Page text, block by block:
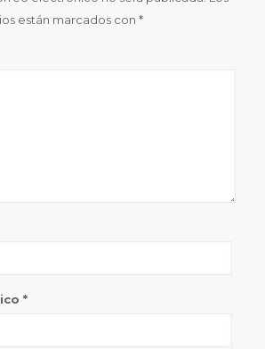
están marcados con *
*